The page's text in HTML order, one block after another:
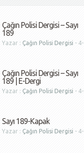
Çağın Polisi Dergisi – Sayı
189
Yazar : Çağın Polisi Dergisi - 4-
Çağın Polisi Dergisi – Sayı
189 | E-Dergi
Yazar : Çağın Polisi Dergisi - 4-
Sayı 189-Kapak
Yazar : Çağın Polisi Dergisi - 4-